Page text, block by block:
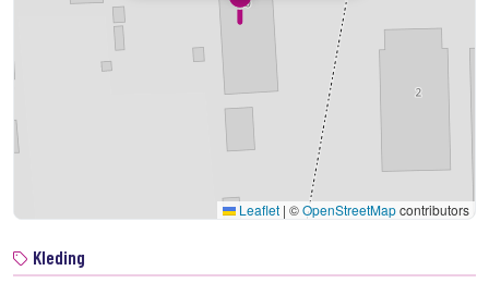
Kaart laden...
Leaflet | ©OpenStreetMapcontributors
Kleding